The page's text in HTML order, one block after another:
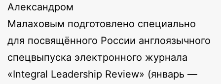
Александром
Малаховым подготовлено специально
для посвящённого России англоязычного
спецвыпуска электронного журнала
«Integral Leadership Review» (январь —